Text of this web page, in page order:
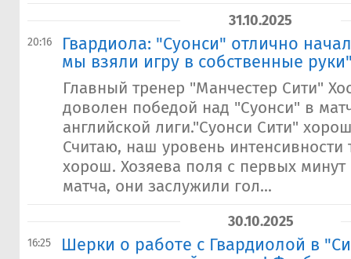
31.10.2025
20:16
Гвардиола: "Суонси" отлично
мы взяли игру в собственные
Главный тренер "Манчестер Сити"
доволен победой над "Суонси" в
английской лиги."Суонси Сити"
Считаю, наш уровень
хорош. Хозяева поля с первых
матча, они заслужили гол...
30.10.2025
16:25
Шерки о работе с Гвардиолой в